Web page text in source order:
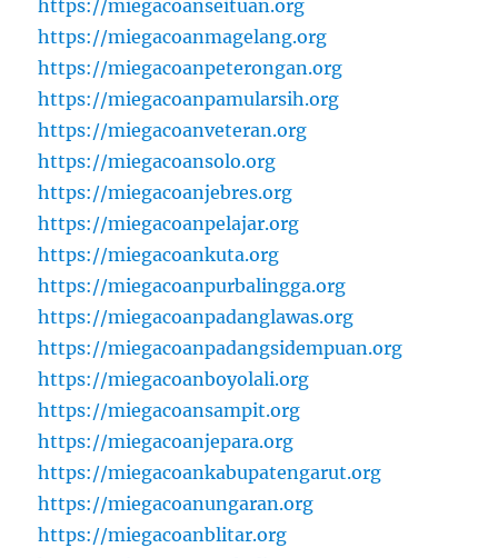
https://miegacoanseituan.org
https://miegacoanmagelang.org
https://miegacoanpeterongan.org
https://miegacoanpamularsih.org
https://miegacoanveteran.org
https://miegacoansolo.org
https://miegacoanjebres.org
https://miegacoanpelajar.org
https://miegacoankuta.org
https://miegacoanpurbalingga.org
https://miegacoanpadanglawas.org
https://miegacoanpadangsidempuan.org
https://miegacoanboyolali.org
https://miegacoansampit.org
https://miegacoanjepara.org
https://miegacoankabupatengarut.org
https://miegacoanungaran.org
https://miegacoanblitar.org